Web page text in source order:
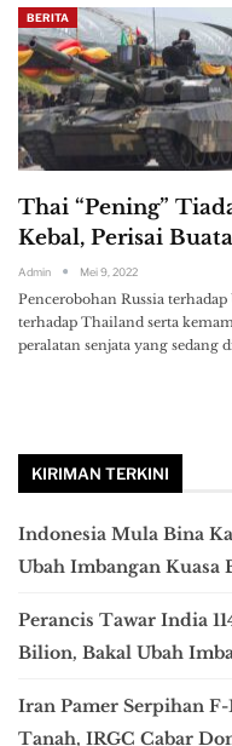
BERITA
Thai “Pening”
Kebal, Perisai
Admin Mei 9, 2022
Pencerobohan Russia
terhadap Thailand serta
peralatan senjata yang sedang
KIRIMAN TERKINI
Indonesia Mula Bina
Ubah Imbangan Kuasa
Perancis Tawar India
Bilion, Bakal Ubah
Iran Pamer Serpihan
Tanah, IRGC Cabar